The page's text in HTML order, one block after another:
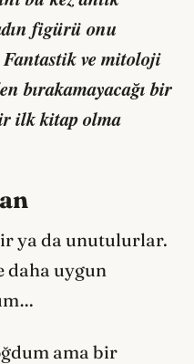
figürü onu
Fantastik ve mitoloji
bırakamayacağı bir
ilk kitap olma
ya da unutulurlar.
daha uygun
ama bir